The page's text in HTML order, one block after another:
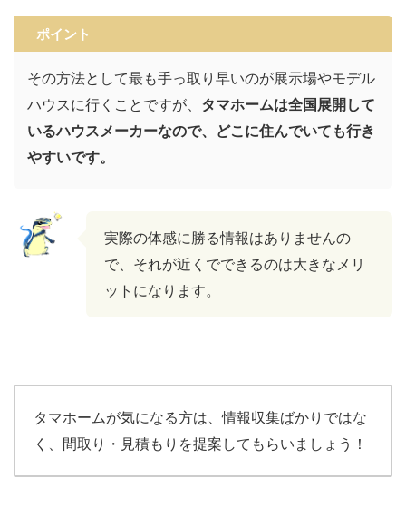
ポイント
その方法として最も手っ取り早いのが展示場やモデル
ハウスに行くことですが、 タマホームは全国展開して
いるハウスメーカーなので、どこに住んでいても行き
やすいです。
実際の体感に勝る情報はありませんの
で、それが近くでできるのは大きなメリ
ットになります。
タマホームが気になる方は、情報収集ばかりではな
く、間取り・見積もりを提案してもらいましょう！